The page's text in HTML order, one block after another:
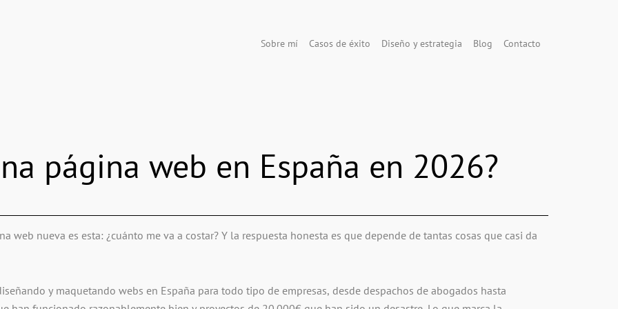
Sobre mí Casos de éxito Diseño y estrategia Blog Contacto
página web en España en 2026?
web nueva es esta: ¿cuánto me va a costar? Y la respuesta honesta es que depende de tantas cosas que casi da
y maquetando webs en España para todo tipo de empresas, desde despachos de abogados hasta